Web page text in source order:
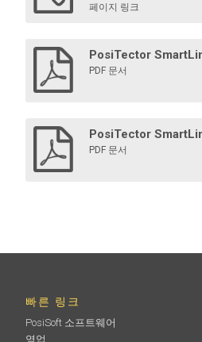
페이지 링크
PosiTector
PDF 문서
PosiTector
PDF 문서
빠른 링크
PosiSoft 소프트웨어
영업